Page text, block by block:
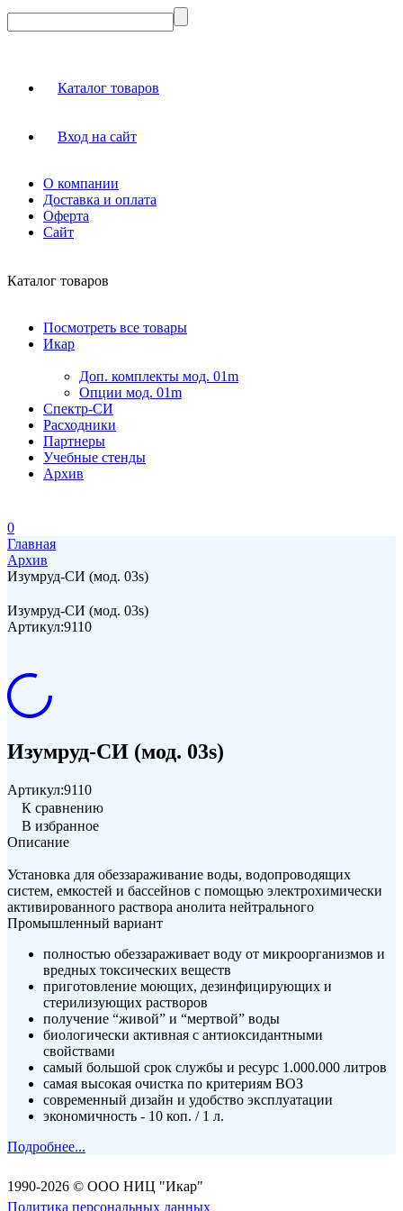
Каталог товаров
Вход на сайт
О компании
Доставка и оплата
Оферта
Сайт
Каталог товаров
Посмотреть все товары
Икар
Доп. комплекты мод. 01m
Опции мод. 01m
Спектр-СИ
Расходники
Партнеры
Учебные стенды
Архив
0
Главная
Архив
Изумруд-СИ (мод. 03s)
Изумруд-СИ (мод. 03s)
Артикул:9110
Изумруд-СИ (мод. 03s)
Артикул:9110
К сравнению
В избранное
Описание
Установка для обеззараживание воды, водопроводящих
систем, емкостей и бассейнов с помощью электрохимически
активированного раствора анолита нейтрального
Промышленный вариант
полностью обеззараживает воду от микроорганизмов и
вредных токсических веществ
приготовление моющих, дезинфицирующих и
стерилизующих растворов
получение “живой” и “мертвой” воды
биологически активная с антиоксидантными
свойствами
самый большой срок службы и ресурс 1.000.000 литров
самая высокая очистка по критериям ВОЗ
современный дизайн и удобство эксплуатации
экономичность - 10 коп. / 1 л.
Подробнее...
1990-2026 © ООО НИЦ "Икар"
Политика персональных данных